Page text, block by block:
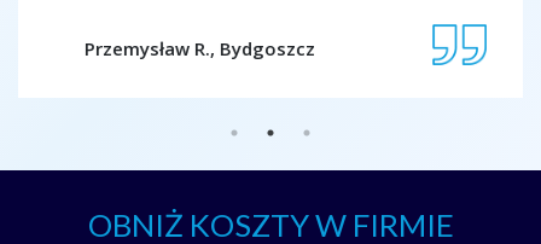
Przemysław R., Bydgoszcz
OBNIŻ KOSZTY W FIRMIE